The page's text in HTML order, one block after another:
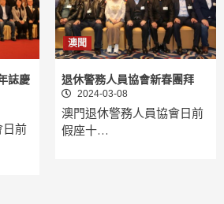
誌慶
日前
澳聞
退休警務人員協會新春團拜
2024-03-08
澳門退休警務人員協會日前
假座十…